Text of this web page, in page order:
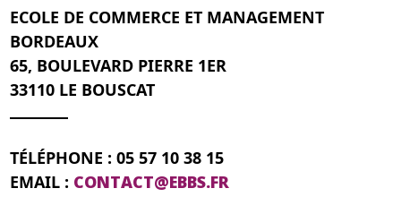
ECOLE DE COMMERCE ET MANAGEMENT
BORDEAUX
65, BOULEVARD PIERRE 1ER
33110 LE BOUSCAT
TÉLÉPHONE : 05 57 10 38 15
EMAIL : CONTACT@EBBS.FR